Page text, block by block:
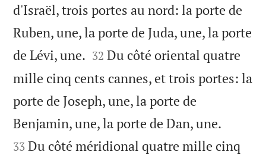
d'Israël, trois portes au nord: la porte de
Ruben, une, la porte de Juda, une, la porte
de Lévi, une. 

32 Du côté oriental quatre
mille cinq cents cannes, et trois portes: la
porte de Joseph, une, la porte de
Benjamin, une, la porte de Dan, une.
33 Du côté méridional quatre mille cinq